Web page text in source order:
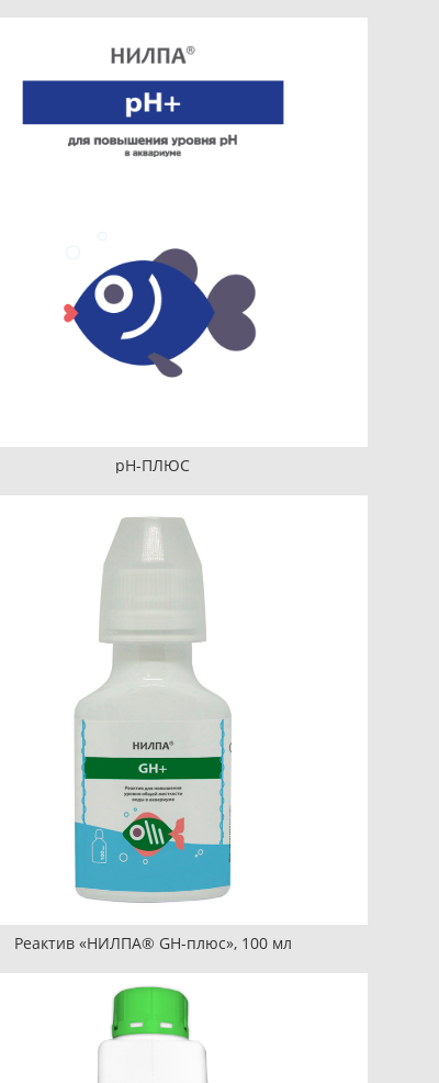
pH-ПЛЮС
Реактив «НИЛПА® GH-плюс», 100 мл